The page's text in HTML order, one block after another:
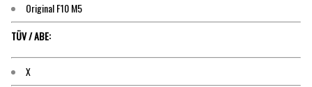
Original F10 M5
TÜV / ABE:
X